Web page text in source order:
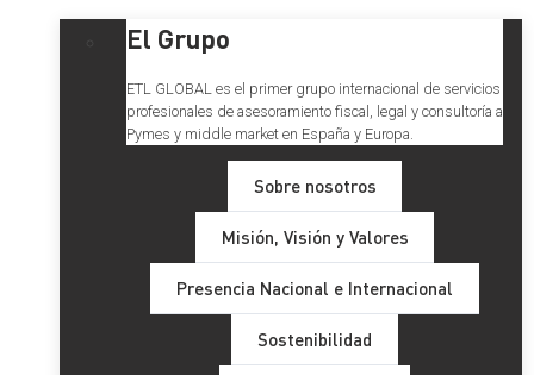
El Grupo
ETL GLOBAL es el primer grupo internacional de servicios
profesionales de asesoramiento fiscal, legal y consultoría a
Pymes y middle market en España y Europa.
Sobre nosotros
Misión, Visión y Valores
Presencia Nacional e Internacional
Sostenibilidad